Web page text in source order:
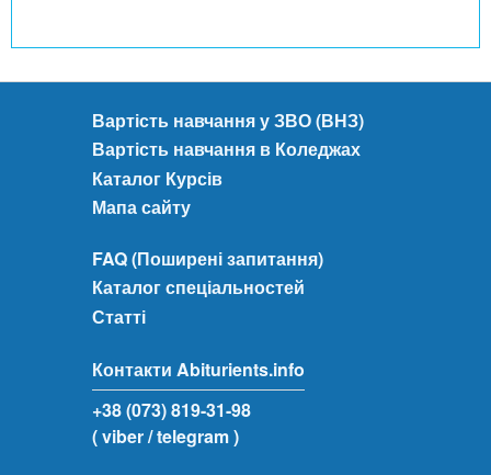
Вартість навчання у ЗВО (ВНЗ)
Вартість навчання в Коледжах
Каталог Курсів
Мапа сайту
FAQ (Поширені запитання)
Каталог спеціальностей
Статті
Контакти Abiturients.info
+38 (073) 819-31-98
( viber/ telegram )